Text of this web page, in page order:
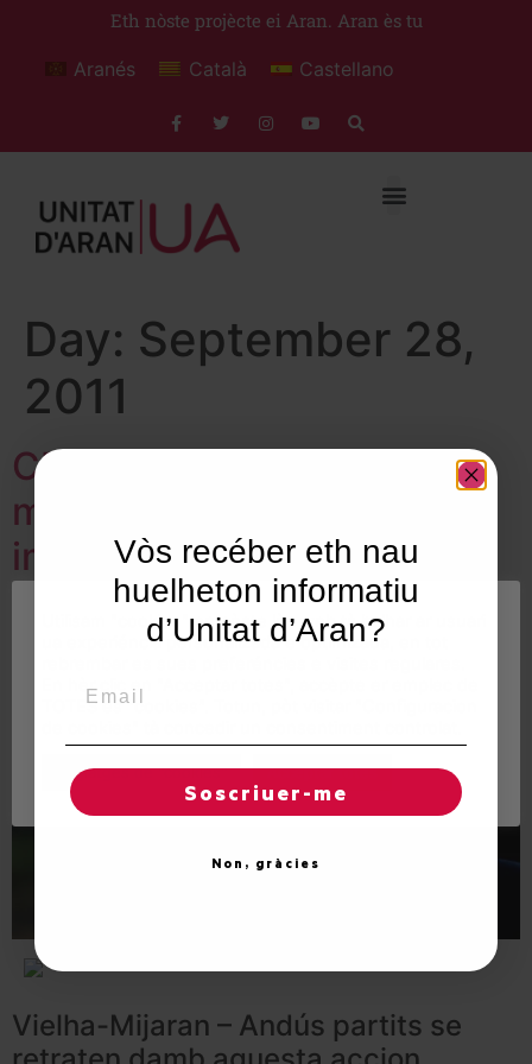
Eth nòste projècte ei Aran. Aran ès tu
Aranés Català Castellano
Day: September 28,
2011
CDA e PP vòten contra era
mocion en defensa dera
immersion en aranés
Vielha-Mijaran – Andús partits se
Utilisam "cookies" en nòste lòc web tà balhar ar usuari
ua experiéncia personalizada e optimizada, en tot
En hèr clic en "Acceptar totes", accèpte er emplec de
TOTES es "cookies". Totun, pòt visitar "Configuracion
Reglatges de "cookies" Acceptar totes
Vòs recéber eth nau
huelheton informatiu
d’Unitat d’Aran?
Soscriuer-me
Non, gràcies